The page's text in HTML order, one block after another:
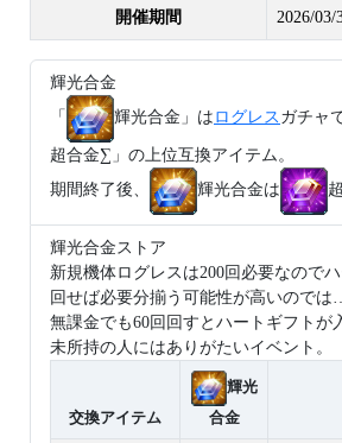
開催期間 2026/03/
輝光合金
「
輝光合金」は ログレス ガチャ
超合金∑」の上位互換アイテム。
期間終了後、
輝光合金は
輝光合金ストア
新規機体ログレスは200回必要なので
回せば必要分揃う可能性が高いのでは
無課金でも60回回すとハートギフトが
未所持の人にはありがたいイベント。
交換アイテム
輝光
合金